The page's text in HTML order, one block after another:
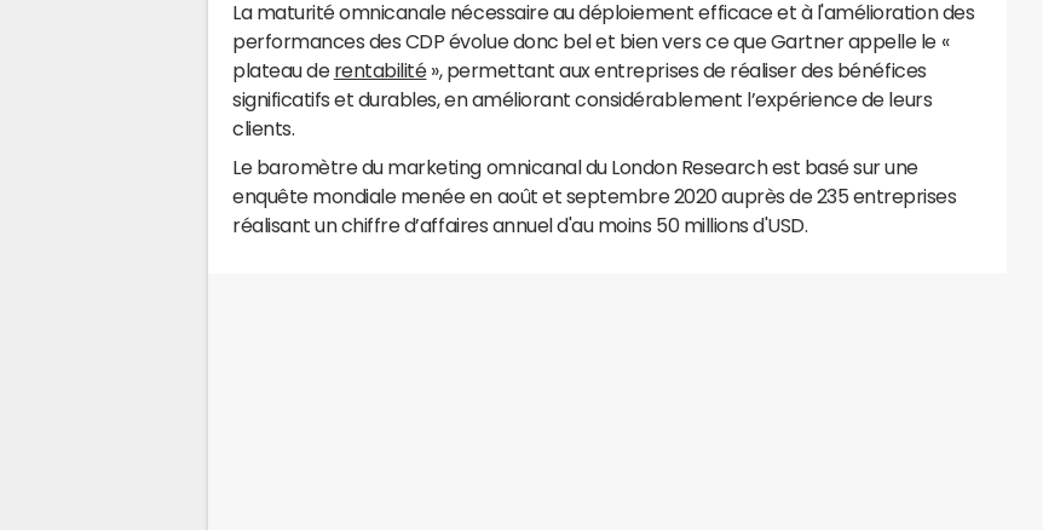
La maturité omnicanale nécessaire au déploiement efficace et à l'amélioration des
performances des CDP évolue donc bel et bien vers ce que Gartner appelle le «
plateau de rentabilité», permettant aux entreprises de réaliser des bénéfices
significatifs et durables, en améliorant considérablement l’expérience de leurs
clients.
Le baromètre du marketing omnicanal du London Research est basé sur une
enquête mondiale menée en août et septembre 2020 auprès de 235 entreprises
réalisant un chiffre d’affaires annuel d'au moins 50 millions d'USD.